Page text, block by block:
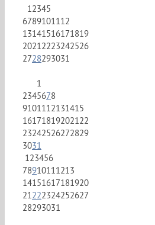
1 2345
67891011 12
13141516171819
2021 2223242526
2728293031
1
2345678
91011 12131415
161718192021 22
23242526272829
3031
1 23456
7891011 1213
14151617181920
21 222324252627
28293031